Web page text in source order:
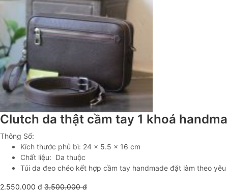
Clutch da thật cầm tay 1 khoá
Thông Số:
Kích thước phủ bì: 24 x 5.5 x 16 cm
Chất liệu: Da thuộc
Túi da đeo chéo kết hợp cầm tay handmade đặt làm theo
2.550.000 ₫ 3.500.000₫